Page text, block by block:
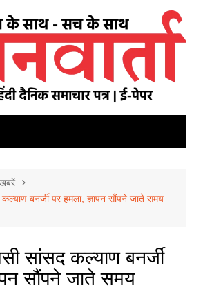
बनर्जी पर हमला, ज्ञापन सौंपने जाते समय
सांसद कल्याण बनर्जी
सौंपने जाते समय